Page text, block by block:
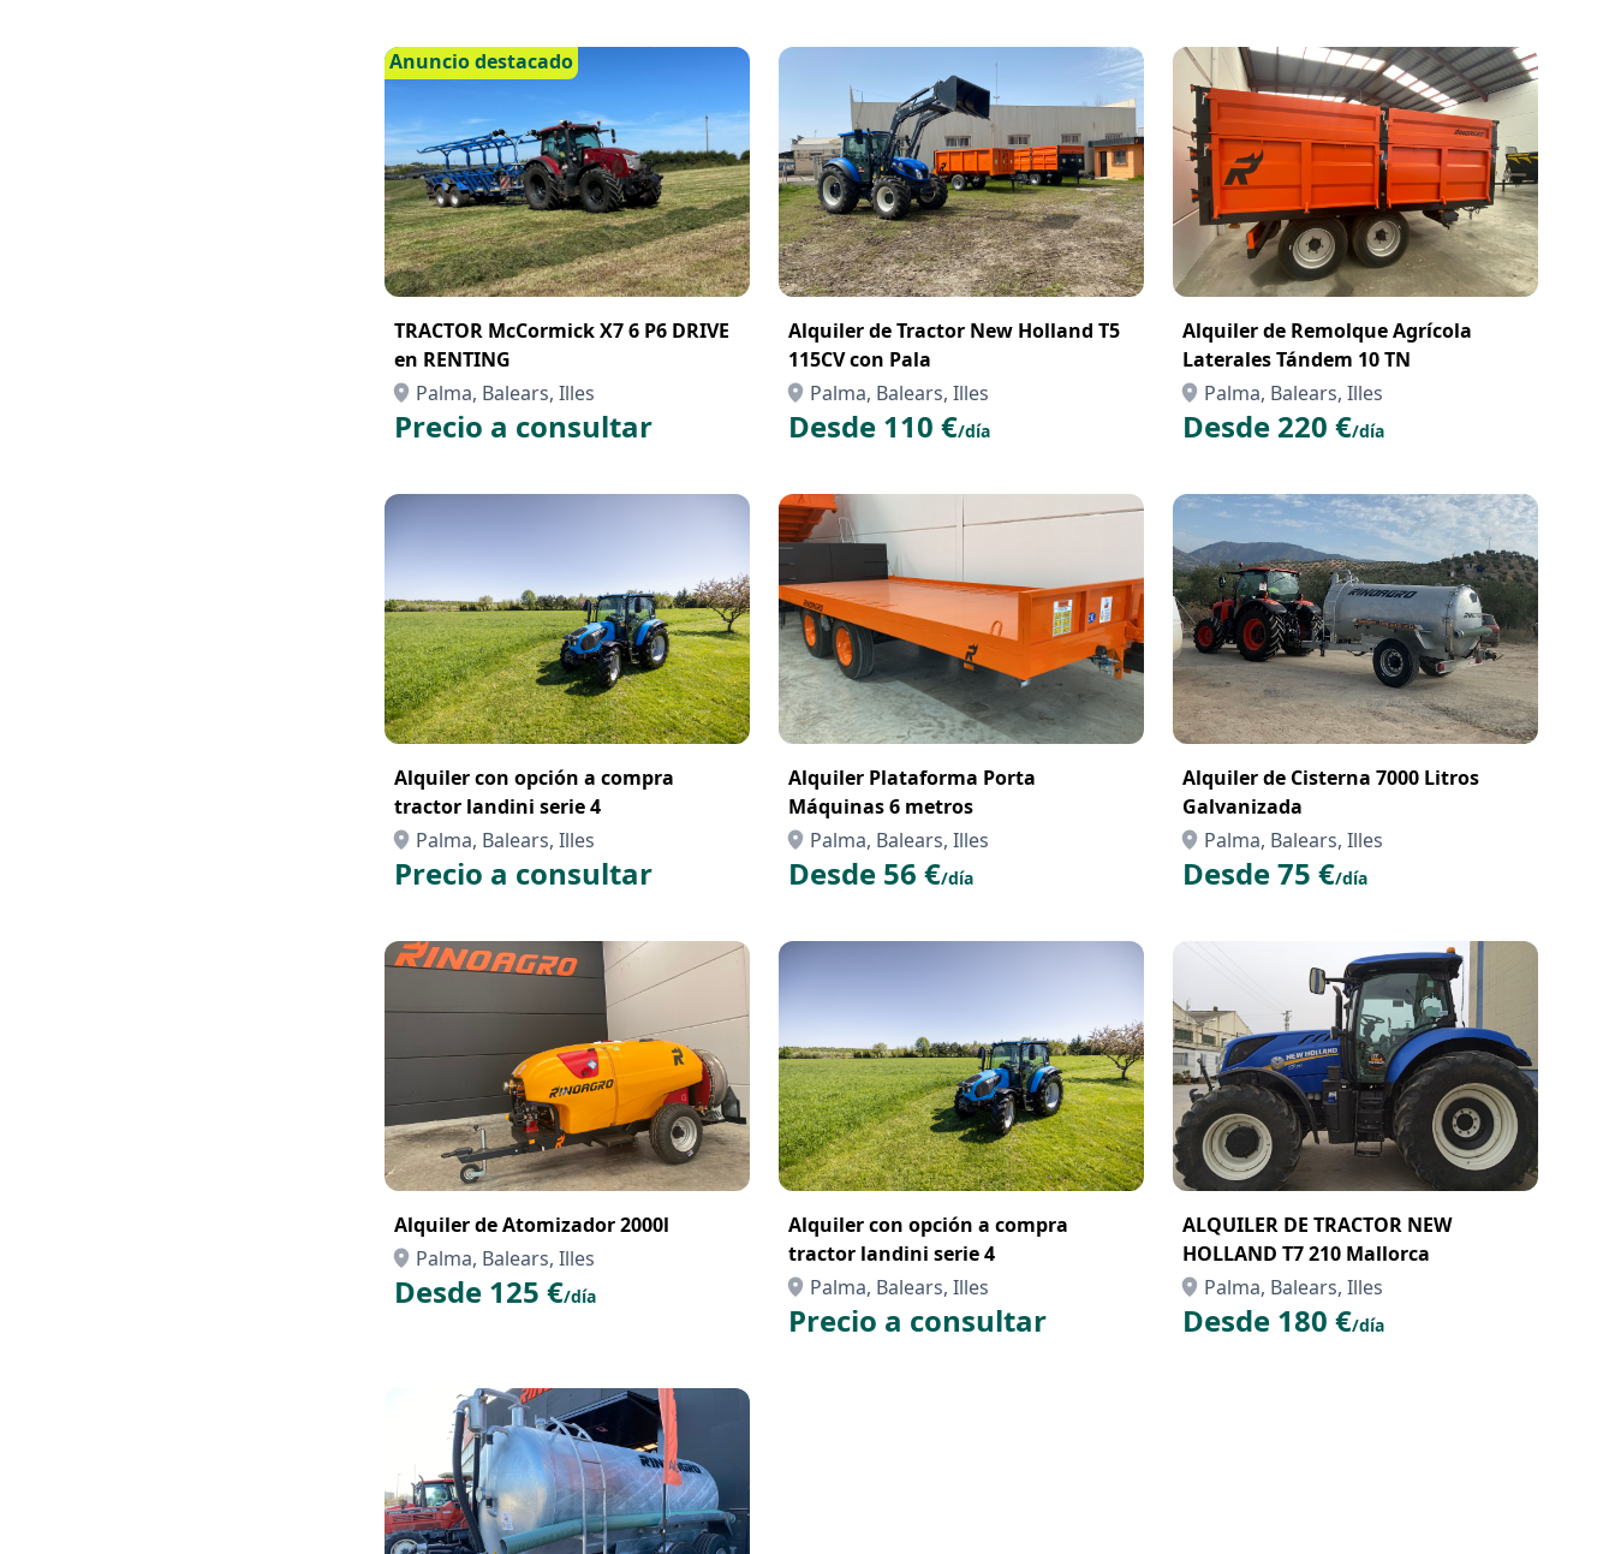
Anuncio destacado
TRACTOR McCormick X7 6 P6 DRIVE
en RENTING
Palma, Balears, Illes
Precio a consultar
Alquiler de Tractor New Holland T5
115CV con Pala
Palma, Balears, Illes
Desde 110 €/día
Alquiler de Remolque Agrícola
Laterales Tándem 10 TN
Palma, Balears, Illes
Desde 220 €/día
Alquiler con opción a compra
tractor landini serie 4
Palma, Balears, Illes
Precio a consultar
Alquiler Plataforma Porta
Máquinas 6 metros
Palma, Balears, Illes
Desde 56 €/día
Alquiler de Cisterna 7000 Litros
Galvanizada
Palma, Balears, Illes
Desde 75 €/día
Alquiler de Atomizador 2000l
Palma, Balears, Illes
Desde 125 €/día
Alquiler con opción a compra
tractor landini serie 4
Palma, Balears, Illes
Precio a consultar
ALQUILER DE TRACTOR NEW
HOLLAND T7 210 Mallorca
Palma, Balears, Illes
Desde 180 €/día